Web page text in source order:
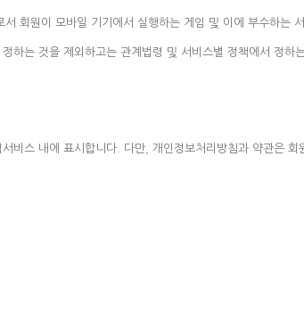
회원이 모바일 기기에서 실행하는 게임 및 이에 부수하는
하는 것을 제외하고는 관계법령 및 서비스별 정책에서 정하
비스 내에 표시합니다. 다만, 개인정보처리방침과 약관은